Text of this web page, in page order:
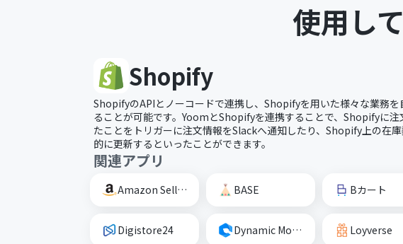
使用し
Shopify
ShopifyのAPIとノーコードで連携し、Shopifyを用いた様々な業務を
ることが可能です。YoomとShopifyを連携することで、Shopifyに注
たことをトリガーに注文情報をSlackへ通知したり、Shopify上の在
的に更新するといったことができます。
関連アプリ
Amazon Seller Central BASE Bカート
Digistore24 Dynamic Mockups Loyverse